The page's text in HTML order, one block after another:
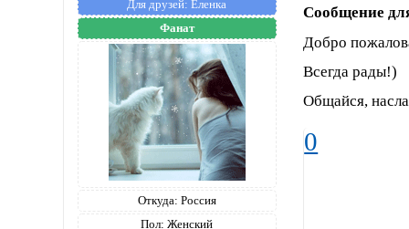
Для друзей: Еленка
Фанат
Откуда: Россия
Пол: Женский
Сообщение
Добро
Всегда рады!)
Общайся,
0